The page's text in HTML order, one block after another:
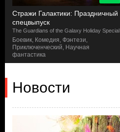
Стражи Галактики: Праздничный
спецвыпуск
The Guardians of the Galaxy Holiday Special
Боевик, Комедия, Фэнтези,
Приключенческий, Научная
фантастика
Новости